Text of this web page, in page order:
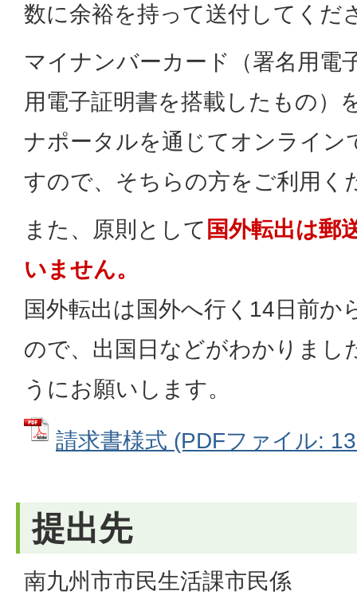
数に余裕を持って送付してくだ
マイナンバーカード（署名用電
用電子証明書を搭載したもの）
ナポータルを通じてオンライン
すので、そちらの方をご利用く
また、原則として 国外転出は郵
いません。
国外転出は国外へ行く14日前か
ので、出国日などがわかりまし
うにお願いします。
請求書様式 (PDFファイル:
提出先
南九州市市民生活課市民係